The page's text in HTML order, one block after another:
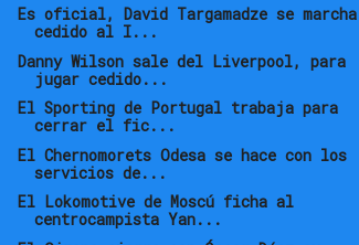
Es oficial, David Targamadze se marcha
cedido al I...
Danny Wilson sale del Liverpool, para
jugar cedido...
El Sporting de Portugal trabaja para
cerrar el fic...
El Chernomorets Odesa se hace con los
servicios de...
El Lokomotive de Moscú ficha al
centrocampista Yan...